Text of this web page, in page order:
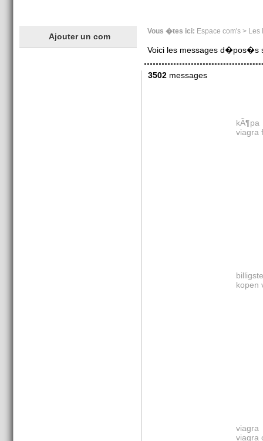
Vous �tes ici: Espace com's > Les
Voici les messages d�pos�s
3502messages
viagra
kopen
viagra
viagra
Ajouter un com